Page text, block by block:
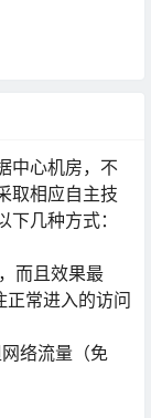
中心机房，不
取相应自主技
几种方式：
而且效果最
常进入的访问
络流量（免